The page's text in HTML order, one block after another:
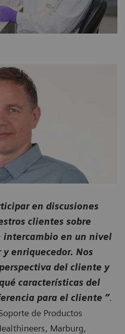
en discusiones
clientes sobre
intercambio en un nivel
enriquecedor. Nos
del cliente y
características del
para el cliente “.
de Productos
Marburg,